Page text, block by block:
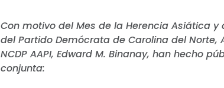
Con motivo del Mes de la Herencia Asiática
del Partido Demócrata de Carolina del Norte,
NCDP AAPI, Edward M. Binanay, han hecho
conjunta: